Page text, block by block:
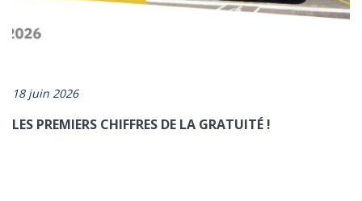
18 juin 2026
LES PREMIERS CHIFFRES DE LA GRATUITÉ !